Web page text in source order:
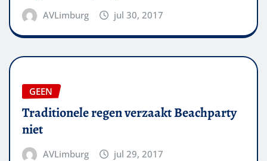
AVLimburg jul 30, 2017
GEEN
Traditionele regen verzaakt Beachparty
niet
AVLimburg jul 29, 2017